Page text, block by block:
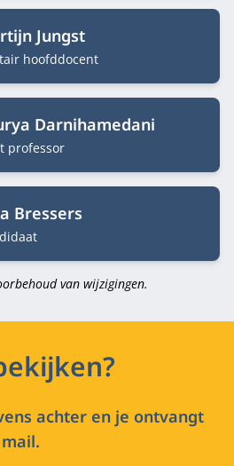
Jungst
hoofddocent
Darnihamedani
professor
Bressers
van wijzigingen.
achter en je ontvangt